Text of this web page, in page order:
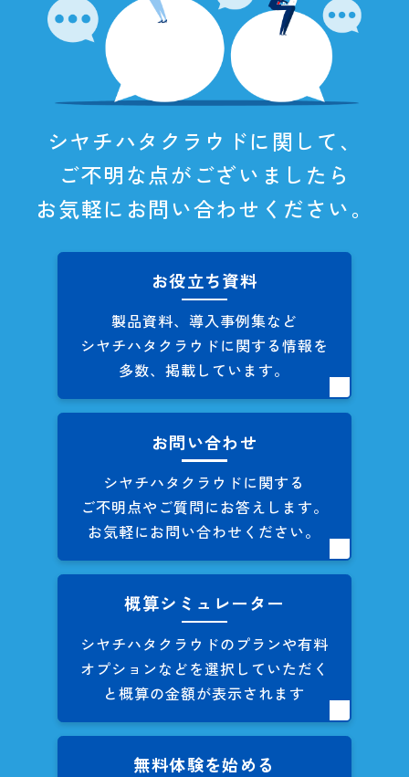
シヤチハタクラウドに関して、
ご不明な点がございましたら
お気軽にお問い合わせください。
お役立ち資料
製品資料、導入事例集など
シヤチハタクラウドに関する情報を
多数、掲載しています。
お問い合わせ
シヤチハタクラウドに関する
ご不明点やご質問にお答えします。
お気軽にお問い合わせください。
概算シミュレーター
シヤチハタクラウドのプランや有料
オプションなどを選択していただく
と概算の金額が表示されます
無料体験を始める